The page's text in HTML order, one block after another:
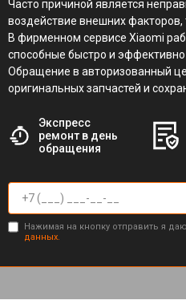
Часто причиной является
воздействие внешних факторов,
В фирменном сервисе Xiaomi
способные быстро и
Обращение в авторизованный
оригинальных запчастей и
Экспресс
ремонт в день
обращения
Нажимая на кнопку отправить я
данных.